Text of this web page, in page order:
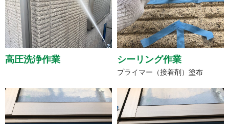
高圧洗浄作業 シーリング作業
プライマー（接着剤）塗布